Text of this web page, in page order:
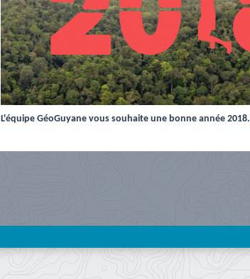
L'équipe GéoGuyane vous souhaite une bonne année 2018.